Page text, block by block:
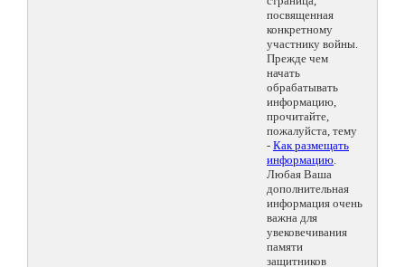
посвященная
конкретному
участнику войны.
Прежде чем
начать
обрабатывать
информацию,
прочитайте,
пожалуйста, тему
- Как размещать
информацию.
Любая Ваша
дополнительная
информация очень
важна для
увековечивания
памяти
защитников